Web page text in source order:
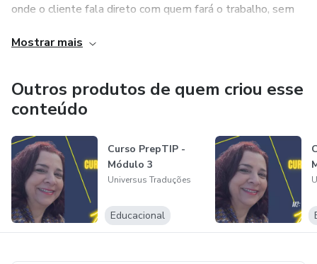
onde o cliente fala direto com quem fará o trabalho, sem
exclusividade, algo que as grandes agências de tradução
antever suas necessidades, oferecendo-lhe as soluções
mais adequadas.
Aqui na Universus aliamos a tecnologia a uma rede de
colaboradores que complementa os nossos talentos
internos, quando necessário. Todos os nossos trabalhos
são revisados por falantes nativos, a fim de garantir a
qualidade total. Sempre. Sem exceções.
Mostrar mais
Outros produtos de quem criou esse
conteúdo
Curso PrepTIP -
Módulo 3
Universus Traduções
Educacional